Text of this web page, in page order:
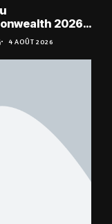
2026 :
ne
pas du ciel »,
Boukpeti
4 AOÛT 2026